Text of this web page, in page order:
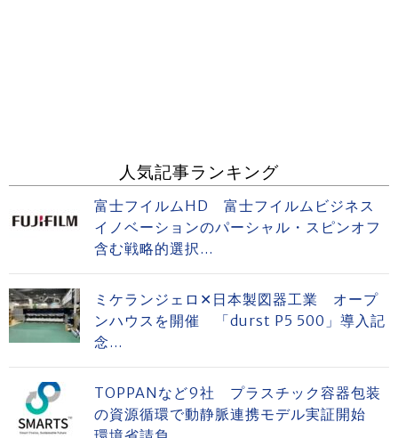
人気記事ランキング
富士フイルムHD 富士フイルムビジネス
イノベーションのパーシャル・スピンオフ
含む戦略的選択...
ミケランジェロ✕日本製図器工業 オープ
ンハウスを開催 「durst P5 500」導入記
念...
TOPPANなど9社 プラスチック容器包装
の資源循環で動静脈連携モデル実証開始